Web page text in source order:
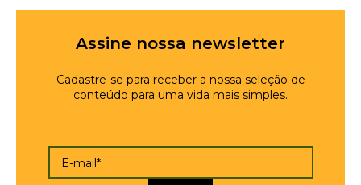
Assine nossa newsletter
Cadastre-se para receber a nossa seleção de
conteúdo para uma vida mais simples.
E-mail*